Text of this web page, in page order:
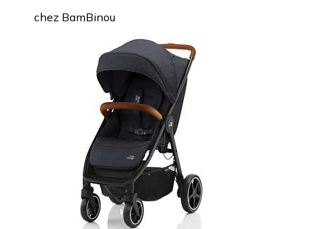
chez BamBinou